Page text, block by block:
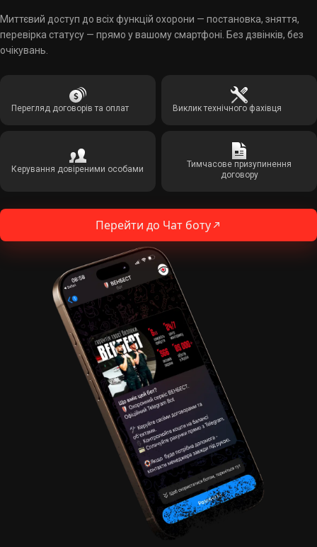
Миттєвий доступ до всіх функцій охорони — постановка, зняття,
перевірка статусу — прямо у вашому смартфоні. Без дзвінків, без
очікувань.
Перегляд договорів та оплат Виклик технічного фахівця
Керування довіреними особами
Тимчасове призупинення
договору
Перейти до Чат боту